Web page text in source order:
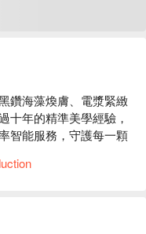
鑽海藻煥膚、電漿緊緻
十年的精準美學經驗，
智能服務，守護每一顆
好評